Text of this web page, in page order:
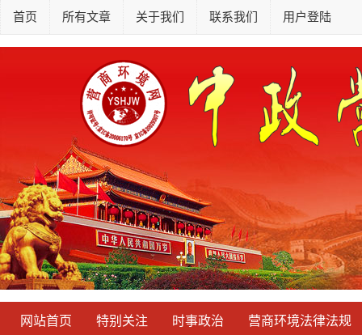
首页 所有文章 关于我们 联系我们 用户登陆
网站首页 特别关注 时事政治 营商环境法律法规